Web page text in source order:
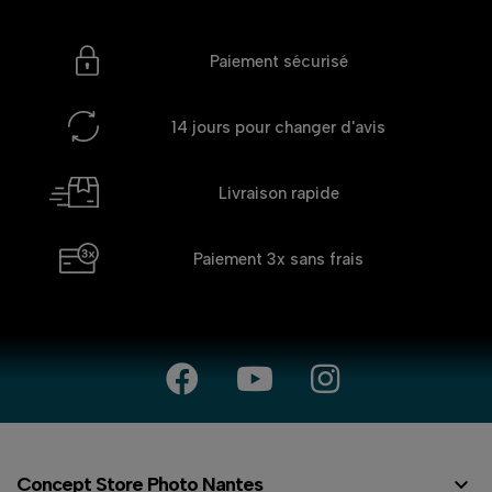
Paiement sécurisé
14 jours pour changer d'avis
Livraison rapide
Paiement 3x sans frais
Concept Store Photo Nantes 